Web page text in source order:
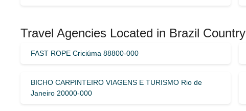
Travel Agencies Located in Brazil Country
FAST ROPE Criciúma 88800-000
BICHO CARPINTEIRO VIAGENS E TURISMO Rio de
Janeiro 20000-000